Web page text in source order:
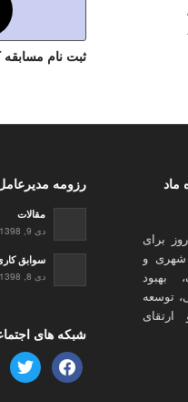
ثبت نام مسابقه
ماد
برای
و
بهبود
توسعه
رزومه
مقالات
دی 9, 1398 - 3:41 ب.ظ
سوابق
دی 8, 1398 - 3:43 ب.ظ
شبکه های
facebook
twitter